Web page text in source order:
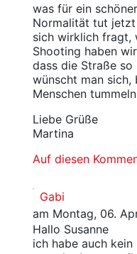
was für ein
Normalität tut jetzt
sich wirklich fragt,
Shooting haben
dass die Straße
wünscht man
Menschen
Liebe Grüße
Martina
Auf diesen
Gabi
am Montag, 06.
Hallo Susanne
ich habe auch